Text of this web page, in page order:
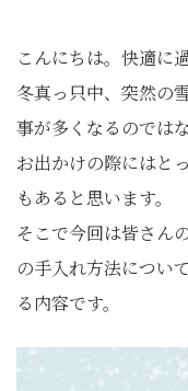
こんにちは。快適に
冬真っ只中、突然の
事が多くなるのでは
お出かけの際にはと
もあると思います。
そこで今回は皆さん
の手入れ方法につい
る内容です。